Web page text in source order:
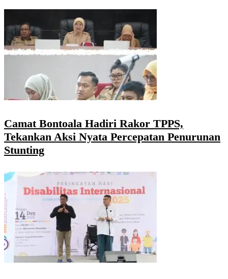
Camat Bontoala Hadiri Rakor TPPS,
Tekankan Aksi Nyata Percepatan Penurunan
Stunting